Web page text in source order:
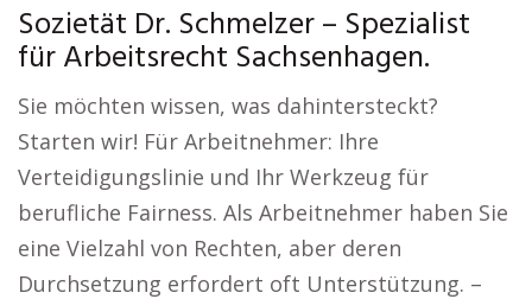
Sozietät Dr. Schmelzer – Spezialist
für Arbeitsrecht Sachsenhagen.
Sie möchten wissen, was dahintersteckt?
Starten wir! Für Arbeitnehmer: Ihre
Verteidigungslinie und Ihr Werkzeug für
berufliche Fairness. Als Arbeitnehmer haben Sie
eine Vielzahl von Rechten, aber deren
Durchsetzung erfordert oft Unterstützung. –